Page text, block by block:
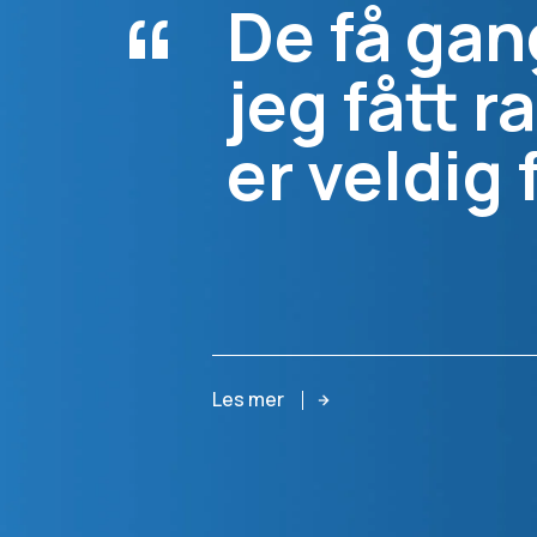
“ De få
jeg fått
er veldig
Les mer